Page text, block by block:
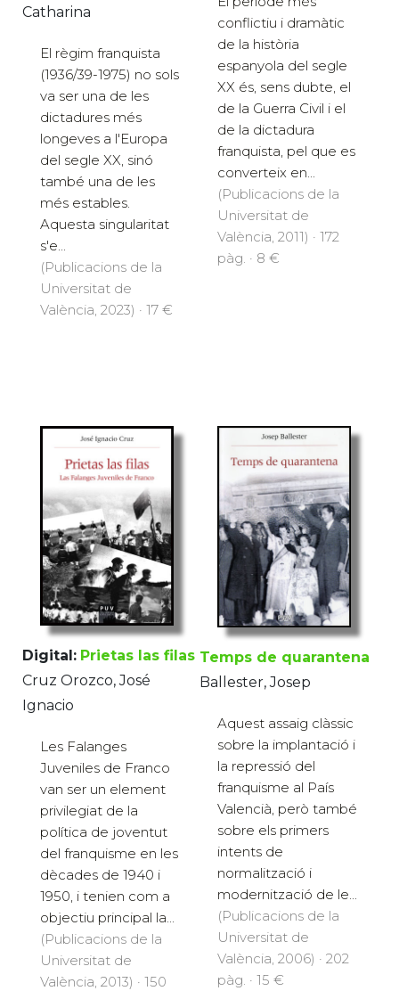
Catharina
El règim franquista
(1936/39-1975) no sols
va ser una de les
dictadures més
longeves a l'Europa
del segle XX, sinó
també una de les
més estables.
Aquesta singularitat
s'e...
(Publicacions de la
Universitat de
València, 2023) · 17 €
conflictiu i dramàtic
de la història
espanyola del segle
XX és, sens dubte, el
de la Guerra Civil i el
de la dictadura
franquista, pel que es
converteix en...
(Publicacions de la
Universitat de
València, 2011) · 172
pàg. · 8 €
Digital: Prietas las filas
Cruz Orozco, José
Ignacio
Les Falanges
Juveniles de Franco
van ser un element
privilegiat de la
política de joventut
del franquisme en les
dècades de 1940 i
1950, i tenien com a
objectiu principal la...
(Publicacions de la
Universitat de
València, 2013) · 150
Temps de quarantena
Ballester, Josep
Aquest assaig clàssic
sobre la implantació i
la repressió del
franquisme al País
Valencià, però també
sobre els primers
intents de
normalització i
modernització de le...
(Publicacions de la
Universitat de
València, 2006) · 202
pàg. · 15 €